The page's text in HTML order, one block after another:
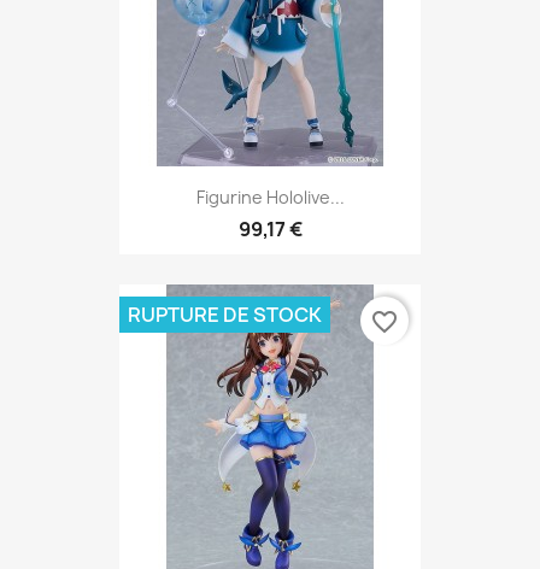
Figurine Hololive...
99,17 €
RUPTURE DE STOCK favorite_border